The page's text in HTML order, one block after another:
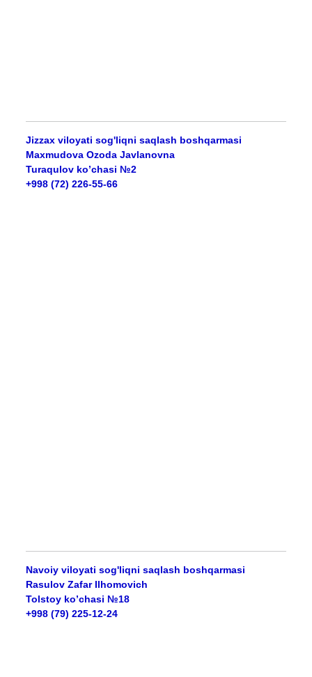
Jizzax viloyati sog'liqni saqlash boshqarmasi
Maxmudova Ozoda Javlanovna
Turaqulov ko’chasi №2
+998 (72) 226-55-66
Navoiy viloyati sog'liqni saqlash boshqarmasi
Rasulov Zafar Ilhomovich
Tolstoy ko’chasi №18
+998 (79) 225-12-24